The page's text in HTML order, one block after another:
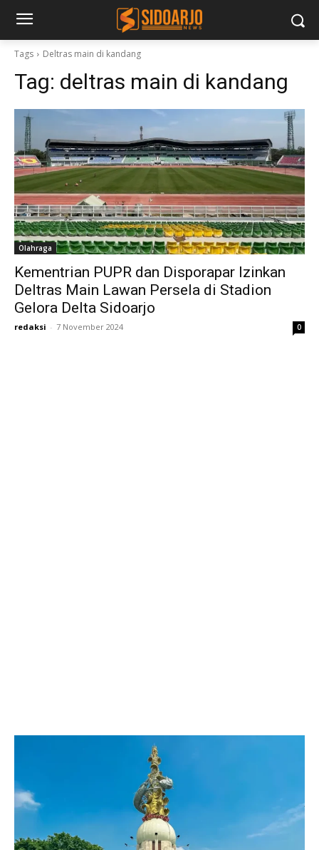
Tags Deltras main di kandang
Tag: deltras main di kandang
Olahraga
Kementrian PUPR dan Disporapar Izinkan
Deltras Main Lawan Persela di Stadion
Gelora Delta Sidoarjo
redaksi - 7 November 2024 0